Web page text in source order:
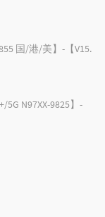
国/港/美】-【V15.
5G N97XX-9825】-